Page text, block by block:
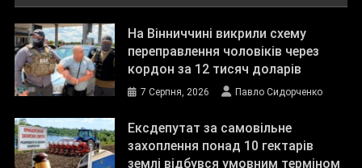
На Вінниччині викрили схему
переправлення чоловіків через
кордон за 12 тисяч доларів
7 Серпня, 2026 Павло Сидорченко
Ексдепутат за самовільне
захоплення понад 10 гектарів
землі відбувся умовним терміном